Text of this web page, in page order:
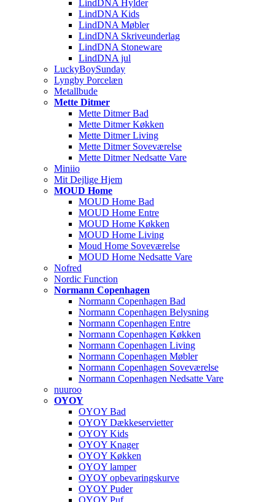
LindDNA Hylder
LindDNA Kids
LindDNA Møbler
LindDNA Skriveunderlag
LindDNA Stoneware
LindDNA jul
LuckyBoySunday
Lyngby Porcelæn
Metallbude
Mette Ditmer
Mette Ditmer Bad
Mette Ditmer Køkken
Mette Ditmer Living
Mette Ditmer Soveværelse
Mette Ditmer Nedsatte Vare
Miniio
Mit Dejlige Hjem
MOUD Home
MOUD Home Bad
MOUD Home Entre
MOUD Home Køkken
MOUD Home Living
Moud Home Soveværelse
MOUD Home Nedsatte Vare
Nofred
Nordic Function
Normann Copenhagen
Normann Copenhagen Bad
Normann Copenhagen Belysning
Normann Copenhagen Entre
Normann Copenhagen Køkken
Normann Copenhagen Living
Normann Copenhagen Møbler
Normann Copenhagen Soveværelse
Normann Copenhagen Nedsatte Vare
nuuroo
OYOY
OYOY Bad
OYOY Dækkeservietter
OYOY Kids
OYOY Knager
OYOY Køkken
OYOY lamper
OYOY opbevaringskurve
OYOY Puder
OYOY Puf